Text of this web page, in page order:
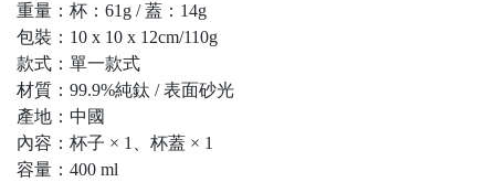
重量：杯：61g / 蓋：14g
包裝：10 x 10 x 12cm/110g
款式：單一款式
材質：99.9%純鈦 / 表面砂光
產地：中國
內容：杯子 × 1、杯蓋 × 1
容量：400 ml